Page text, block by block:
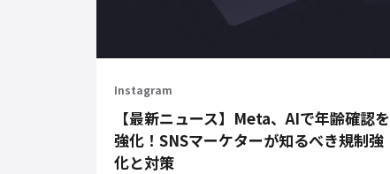
Instagram
【最新ニュース】Meta、AIで年齢確認を
強化！SNSマーケターが知るべき規制強
化と対策